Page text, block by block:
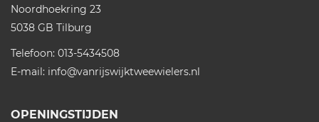
Noordhoekring 23
5038 GB Tilburg
Telefoon: 013-5434508
E-mail: info@vanrijswijktweewielers.nl
OPENINGSTIJDEN